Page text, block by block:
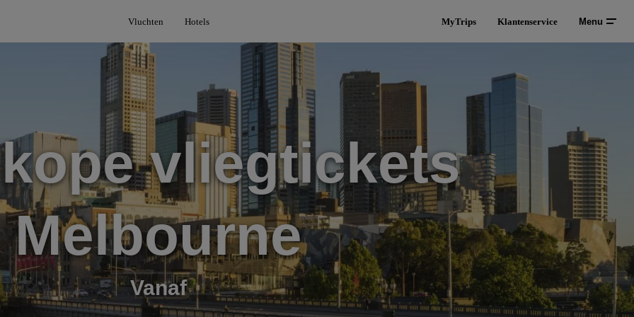
Vluchten Hotels MyTrips Klantenservice Menu
vliegtickets
Melbourne
Vanaf